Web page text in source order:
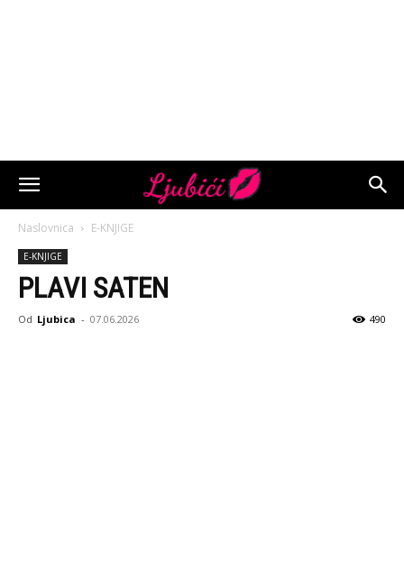
Naslovnica E-KNJIGE
E-KNJIGE
PLAVI SATEN
Od Ljubica - 07.06.2026 490